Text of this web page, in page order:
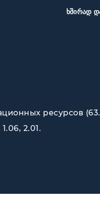
ᲮᲨᲘᲠᲐᲓ
ресурсов
2.01.